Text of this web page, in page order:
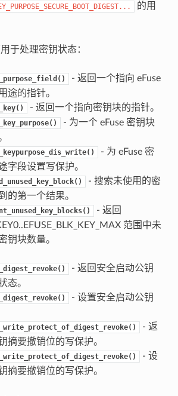
的用
于处理密钥状态：
- 返回一个指向 eFuse
途的指针。
- 返回一个指向密钥块的指针。
- 为一个 eFuse 密钥块
- 为 eFuse 密
字段设置写保护。
- 搜索未使用的密
的第一个结果。
- 返回
范围中未
钥块数量。
- 返回安全启动公钥
态。
- 设置安全启动公钥
- 返
摘要撤销位的写保护。
- 设
摘要撤销位的写保护。